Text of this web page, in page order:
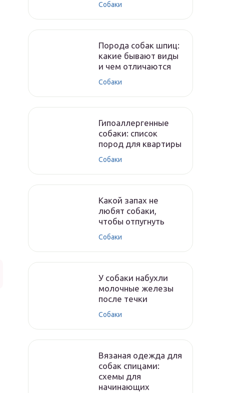
Собаки
Порода собак шпиц:
какие бывают виды
и чем отличаются
Собаки
Гипоаллергенные
собаки: список
пород для квартиры
Собаки
Какой запах не
любят собаки,
чтобы отпугнуть
Собаки
У собаки набухли
молочные железы
после течки
Собаки
Вязаная одежда для
собак спицами:
схемы для
начинающих